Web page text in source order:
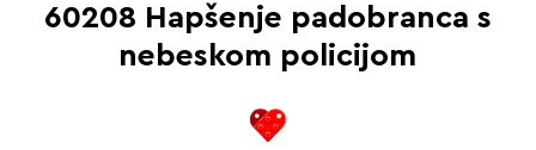
60208 Hapšenje padobranca s
nebeskom policijom